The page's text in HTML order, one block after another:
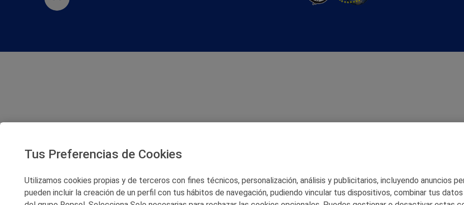
Tus Preferencias de Cookies
Utilizamos cookies propias y de terceros con fines técnicos, personalización, análisis y publicitarios, incluyendo anuncios
pueden incluir la creación de un perfil con tus hábitos de navegación, pudiendo vincular tus dispositivos, combinar tus